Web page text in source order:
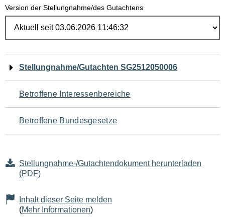
Version der Stellungnahme/des Gutachtens
Navigation
für
den
Seiteninhalt
Stellungnahme/Gutachten SG2512050006
Betroffene Interessenbereiche
Betroffene Bundesgesetze
Stellungnahme-/Gutachtendokument herunterladen
(PDF)
Inhalt dieser Seite melden
(Mehr Informationen)